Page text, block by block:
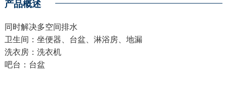
产品概述
同时解决多空间排水
卫生间：坐便器、台盆、淋浴房、地漏
洗衣房：洗衣机
吧台：台盆